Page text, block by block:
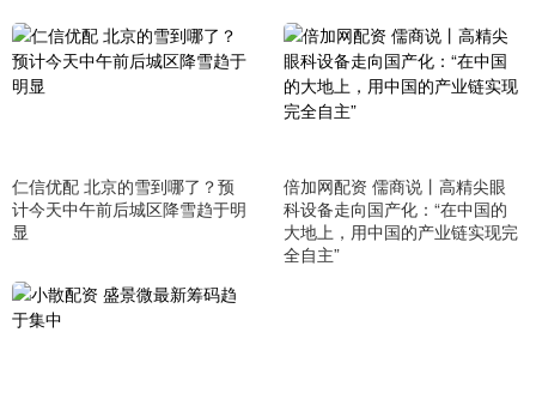
仁信优配 北京的雪到哪了？预
计今天中午前后城区降雪趋于明
显
倍加网配资 儒商说丨高精尖眼
科设备走向国产化：“在中国的
大地上，用中国的产业链实现完
全自主”